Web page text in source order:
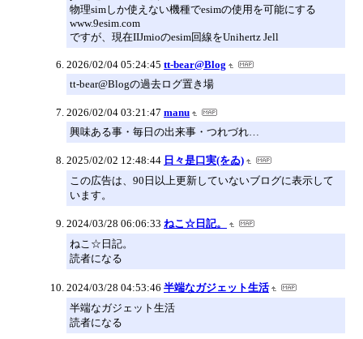
物理simしか使えない機種でesimの使用を可能にする
www.9esim.com
ですが、現在IIJmioのesim回線をUnihertz Jell
2026/02/04 05:24:45 tt-bear@Blog
tt-bear@Blogの過去ログ置き場
2026/02/04 03:21:47 manu
興味ある事・毎日の出来事・つれづれ…
2025/02/02 12:48:44 日々是口実(をゐ)
この広告は、90日以上更新していないブログに表示して
います。
2024/03/28 06:06:33 ねこ☆日記。
ねこ☆日記。
読者になる
2024/03/28 04:53:46 半端なガジェット生活
半端なガジェット生活
読者になる